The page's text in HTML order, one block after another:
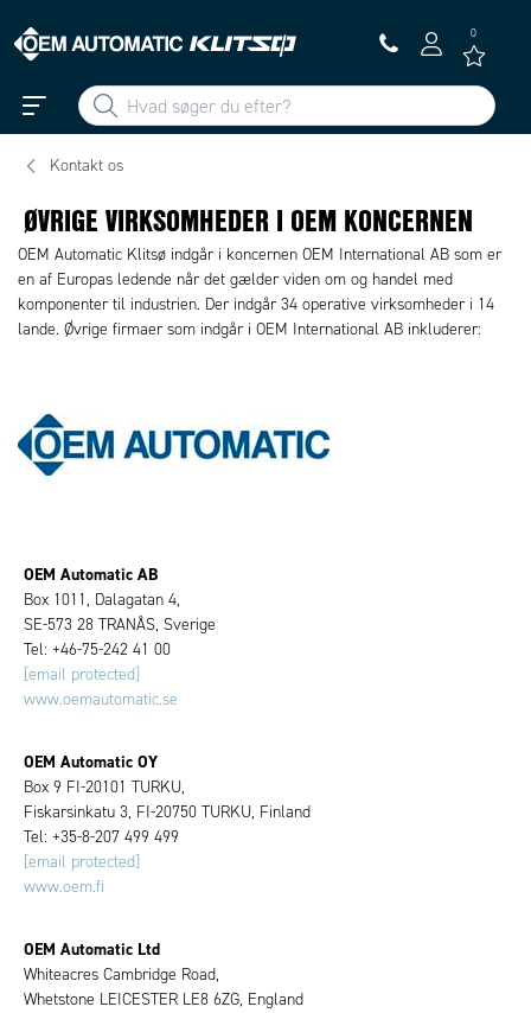
0
Kontakt os
ØVRIGE VIRKSOMHEDER I OEM KONCERNEN
OEM Automatic Klitsø indgår i koncernen OEM International AB som er
en af Europas ledende når det gælder viden om og handel med
komponenter til industrien. Der indgår 34 operative virksomheder i 14
lande. Øvrige firmaer som indgår i OEM International AB inkluderer:
OEM Automatic AB
Box 1011, Dalagatan 4,
SE-573 28 TRANÅS, Sverige
Tel: +46-75-242 41 00
[email protected]
www.oemautomatic.se
OEM Automatic OY
Box 9 FI-20101 TURKU,
Fiskarsinkatu 3, FI-20750 TURKU, Finland
Tel: +35-8-207 499 499
[email protected]
www.oem.fi
OEM Automatic Ltd
Whiteacres Cambridge Road,
Whetstone LEICESTER LE8 6ZG, England